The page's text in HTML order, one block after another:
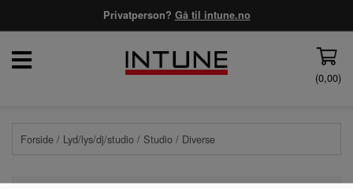
Privatperson? Gå til intune.no
(0,00)
Forside / Lyd/lys/dj/studio / Studio / Diverse